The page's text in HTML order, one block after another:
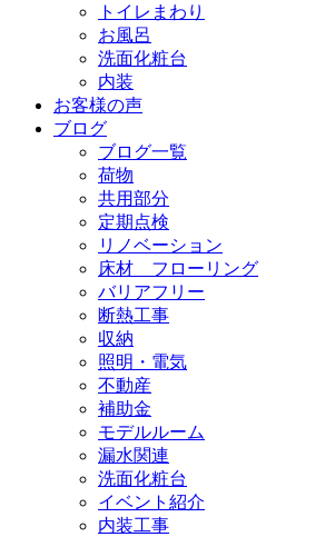
トイレまわり
お風呂
洗面化粧台
内装
お客様の声
ブログ
ブログ一覧
荷物
共用部分
定期点検
リノベーション
床材 フローリング
バリアフリー
断熱工事
収納
照明・電気
不動産
補助金
モデルルーム
漏水関連
洗面化粧台
イベント紹介
内装工事